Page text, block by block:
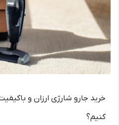
خرید جارو شارژی ارزان و
کنیم؟